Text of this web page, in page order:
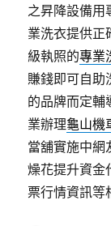
之昇降設備用
業洗衣提供正
級執照的專業
賺錢即可自助
的品牌而定輔
業辦理龜山機
當舖實施中網
燥花提升資金
票行情資訊等